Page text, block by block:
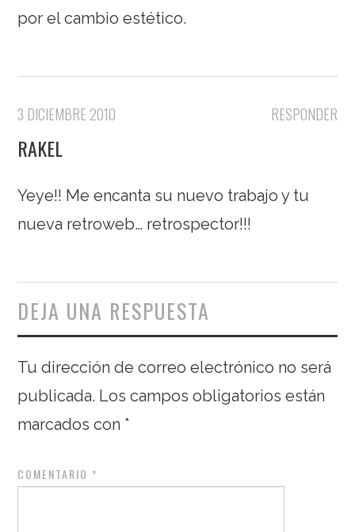
por el cambio estético.
RESPONDER
3 DICIEMBRE 2010
RAKEL
Yeye!! Me encanta su nuevo trabajo y tu
nueva retroweb… retrospector!!!
DEJA UNA RESPUESTA
Tu dirección de correo electrónico no será
publicada. Los campos obligatorios están
marcados con *
COMENTARIO *